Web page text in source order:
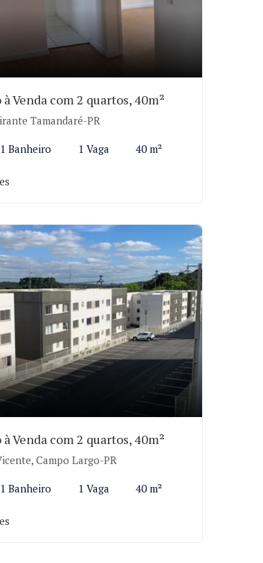
Venda com 2 quartos, 40m²
Tamandaré-PR
1 Banheiro 1 Vaga 40 m²
Venda com 2 quartos, 40m²
Campo Largo-PR
1 Banheiro 1 Vaga 40 m²